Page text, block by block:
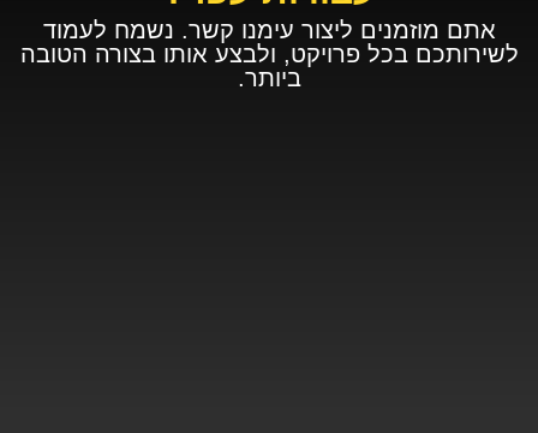
אתם מוזמנים ליצור עימנו קשר. נשמח לעמוד
לשירותכם בכל פרויקט, ולבצע אותו בצורה הטובה
ביותר.